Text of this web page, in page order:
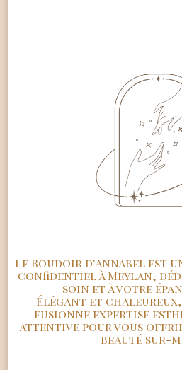
Le Boudoir d'Annabel est
confidentiel à Meylan,
soin et à votre
Élégant et chaleureux,
fusionne expertise
attentive pour vous
beauté sur-